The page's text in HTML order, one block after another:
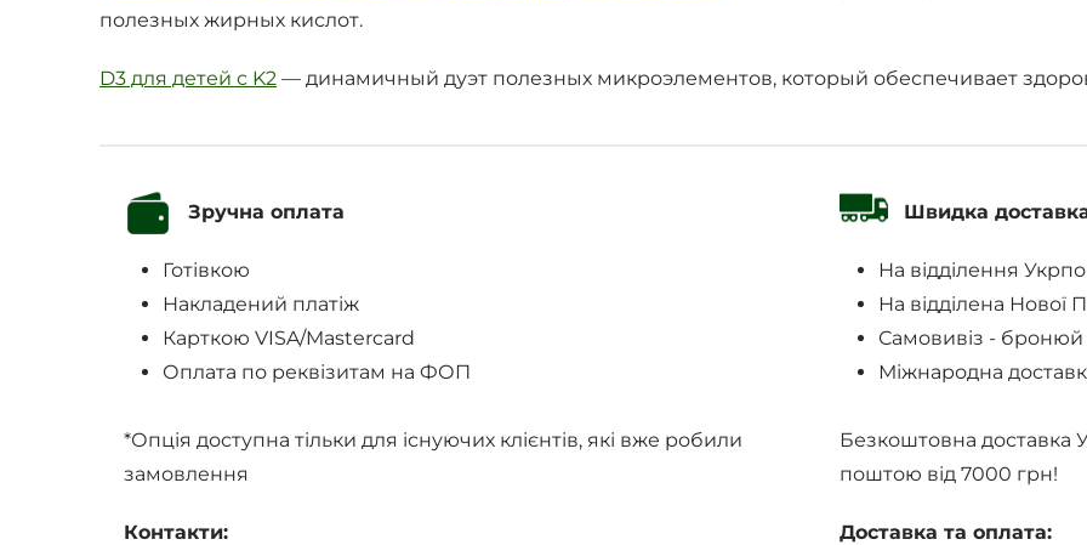
полезных жирных кислот.
D3 для детей с K2 — динамичный дуэт полезных микроэлементов, который обеспечивает
Зручна оплата
Готівкою
Накладений платіж
Карткою VISA/Mastercard
Оплата по реквізитам на ФОП
*Опція доступна тільки для існуючих клієнтів, які вже робили
замовлення
Контакти:
Швидка
На відділення
На відділена Нової
Самовивіз -
Міжнародна
Безкоштовна доставка
поштою від 7000 грн!
Доставка та оплата: